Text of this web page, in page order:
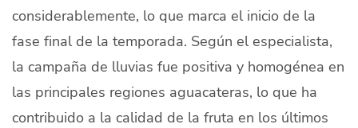
considerablemente, lo que marca el inicio de la
fase final de la temporada. Según el especialista,
la campaña de lluvias fue positiva y homogénea en
las principales regiones aguacateras, lo que ha
contribuido a la calidad de la fruta en los últimos